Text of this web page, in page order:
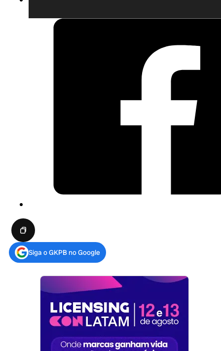
Siga o GKPB no Google